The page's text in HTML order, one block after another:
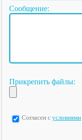
Сообщение:
Прикрепить файлы:
Согласен с условиями